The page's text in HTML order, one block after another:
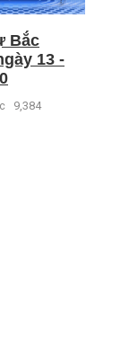
Bắc
13 -
9,384